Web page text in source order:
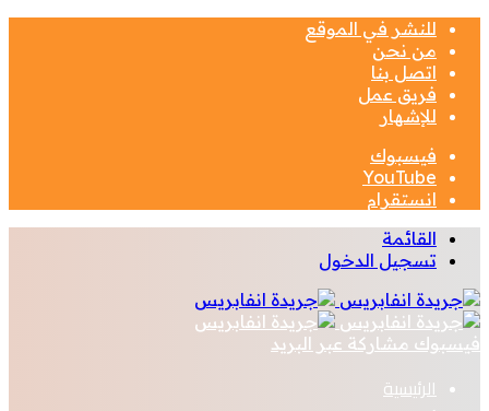
للنشر في الموقع
من نحن
اتصل بنا
فريق عمل
للإشهار
فيسبوك
‫YouTube
انستقرام
القائمة
تسجيل الدخول
فيسبوك مشاركة عبر البريد
الرئيسية